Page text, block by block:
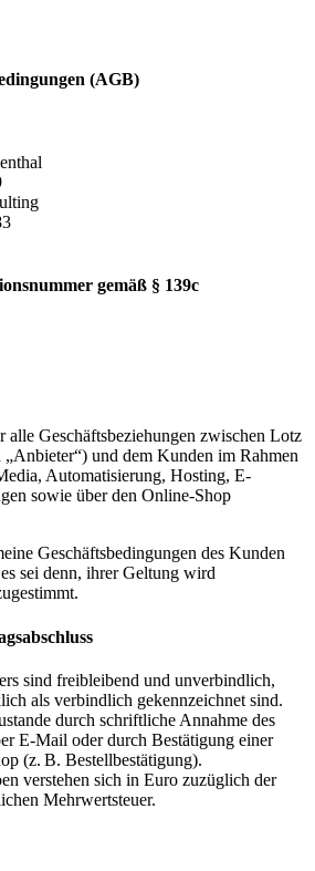
(AGB)
gemäß § 139c
Geschäftsbeziehungen zwischen Lotz
und dem Kunden im Rahmen
Automatisierung, Hosting, E-
sowie über den Online-Shop
Geschäftsbedingungen des Kunden
sei denn, ihrer Geltung wird
sind freibleibend und unverbindlich,
als verbindlich gekennzeichnet sind.
durch schriftliche Annahme des
E-Mail oder durch Bestätigung einer
(z. B. Bestellbestätigung).
verstehen sich in Euro zuzüglich der
Mehrwertsteuer.